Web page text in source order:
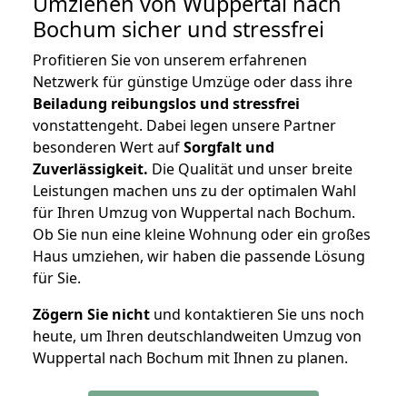
Bochum sicher und stressfrei
Profitieren Sie von unserem erfahrenen
Netzwerk für günstige Umzüge oder dass ihre
Beiladung reibungslos und stressfrei
vonstattengeht. Dabei legen unsere Partner
besonderen Wert aufSorgfalt und
Zuverlässigkeit. Die Qualität und unser breite
Leistungen machen uns zu der optimalen Wahl
für Ihren Umzug von Wuppertal nach Bochum.
Ob Sie nun eine kleine Wohnung oder ein großes
Haus umziehen, wir haben die passende Lösung
für Sie.
Zögern Sie nicht und kontaktieren Sie uns noch
heute, um Ihren deutschlandweiten Umzug von
Wuppertal nach Bochum mit Ihnen zu planen.